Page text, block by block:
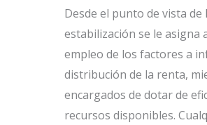
Desde el punto de vista
estabilización se le asigna
empleo de los factores a
distribución de la renta,
encargados de dotar de
recursos disponibles.